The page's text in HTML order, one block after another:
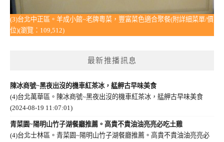
(3)台北中正區。羊成小館~老牌粵菜，豐富菜色適合聚餐(附詳細菜單/價
位)(瀏覽：109,512)
最新推播訊息
陳冰商號~黑夜出沒的機車紅茶冰，艋舺古早味美食
(4)台北萬華區。陳冰商號~黑夜出沒的機車紅茶冰，艋舺古早味美食
(2024-08-19 11:07:01)
青菜園~陽明山竹子湖餐廳推薦。高貴不貴油油亮亮必吃土雞
(4)台北士林區。青菜園~陽明山竹子湖餐廳推薦。高貴不貴油油亮亮必